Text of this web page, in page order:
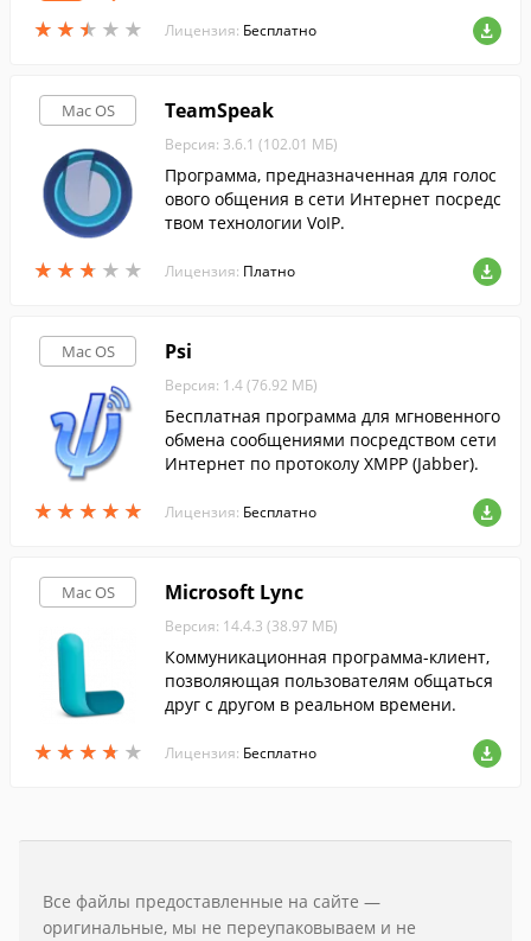
★ ★ ★ ★ ★
★ ★ ★ ★ ★ Лицензия: Бесплатно
Mac OS
★ ★ ★ ★ ★
★ ★ ★ ★ ★
TeamSpeak
Версия: 3.6.1 (102.01 МБ)
Программа, предназначенная для голос
ового общения в сети Интернет посредс
твом технологии VoIP.
Лицензия: Платно
Mac OS
★ ★ ★ ★ ★
★ ★ ★ ★ ★
Psi
Версия: 1.4 (76.92 МБ)
Бесплатная программа для мгновенного
обмена сообщениями посредством сети
Интернет по протоколу XMPP (Jabber).
Лицензия: Бесплатно
Mac OS
★ ★ ★ ★ ★
★ ★ ★ ★ ★
Microsoft Lync
Версия: 14.4.3 (38.97 МБ)
Коммуникационная программа-клиент,
позволяющая пользователям общаться
друг с другом в реальном времени.
Лицензия: Бесплатно
Все файлы предоставленные на сайте —
оригинальные, мы не переупаковываем и не